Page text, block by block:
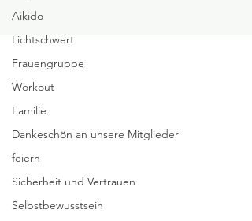
Aikido
Lichtschwert
Frauengruppe
Workout
Familie
Dankeschön an unsere Mitglieder
feiern
Sicherheit und Vertrauen
Selbstbewusstsein